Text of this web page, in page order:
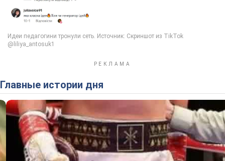
Главные истории дня